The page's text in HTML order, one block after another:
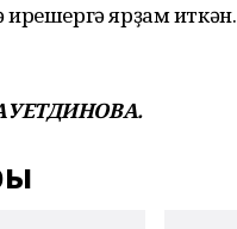
ирешергә ярҙам иткән.